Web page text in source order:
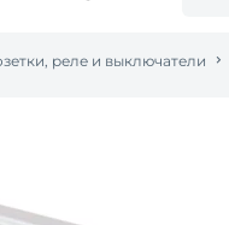
реле и выключатели